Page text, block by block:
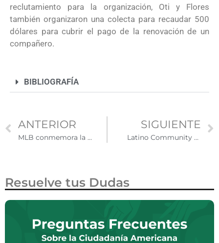
reclutamiento para la organización, Oti y Flores
también organizaron una colecta para recaudar 500
dólares para cubrir el pago de la renovación de un
compañero.
BIBLIOGRAFÍA
ANTERIOR
MLB conmemora la contribución de la comunidad latina durante el Mes de la Herencia Hispana
SIGUIENTE
Latino Community Foundation invierte un millón de dólares para apoyar emprendimientos en California
Resuelve tus Dudas